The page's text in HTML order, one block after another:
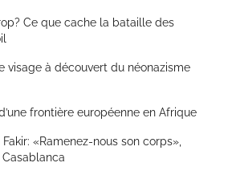
Ce que cache la bataille des
visage à découvert du néonazisme
frontière européenne en Afrique
«Ramenez-nous son corps»,